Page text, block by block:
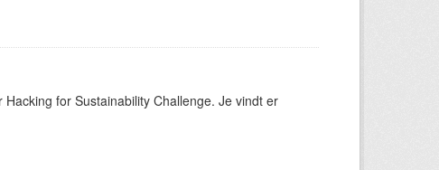
for Sustainability Challenge. Je vindt er